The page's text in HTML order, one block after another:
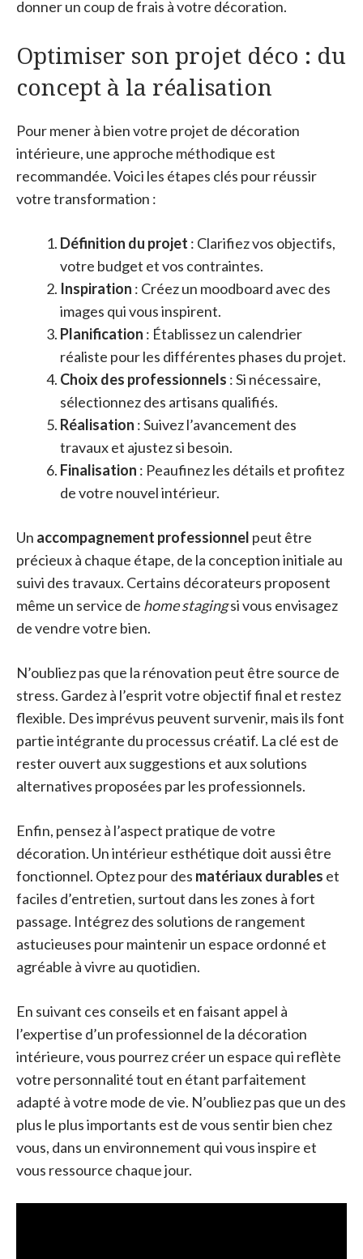
donner un coup de frais à votre décoration.
Optimiser son projet déco : du
concept à la réalisation
Pour mener à bien votre projet de décoration
intérieure, une approche méthodique est
recommandée. Voici les étapes clés pour réussir
votre transformation :
Définition du projet : Clarifiez vos objectifs,
votre budget et vos contraintes.
Inspiration : Créez un moodboard avec des
images qui vous inspirent.
Planification : Établissez un calendrier
réaliste pour les différentes phases du projet.
Choix des professionnels : Si nécessaire,
sélectionnez des artisans qualifiés.
Réalisation : Suivez l’avancement des
travaux et ajustez si besoin.
Finalisation : Peaufinez les détails et profitez
de votre nouvel intérieur.
Un accompagnement professionnel peut être
précieux à chaque étape, de la conception initiale au
suivi des travaux. Certains décorateurs proposent
même un service de home stagingsi vous envisagez
de vendre votre bien.
N’oubliez pas que la rénovation peut être source de
stress. Gardez à l’esprit votre objectif final et restez
flexible. Des imprévus peuvent survenir, mais ils font
partie intégrante du processus créatif. La clé est de
rester ouvert aux suggestions et aux solutions
alternatives proposées par les professionnels.
Enfin, pensez à l’aspect pratique de votre
décoration. Un intérieur esthétique doit aussi être
fonctionnel. Optez pour des matériaux durables et
faciles d’entretien, surtout dans les zones à fort
passage. Intégrez des solutions de rangement
astucieuses pour maintenir un espace ordonné et
agréable à vivre au quotidien.
En suivant ces conseils et en faisant appel à
l’expertise d’un professionnel de la décoration
intérieure, vous pourrez créer un espace qui reflète
votre personnalité tout en étant parfaitement
adapté à votre mode de vie. N’oubliez pas que un des
plus le plus importants est de vous sentir bien chez
vous, dans un environnement qui vous inspire et
vous ressource chaque jour.